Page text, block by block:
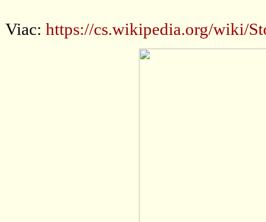
Viac: https://cs.wikipedia.org/wiki/